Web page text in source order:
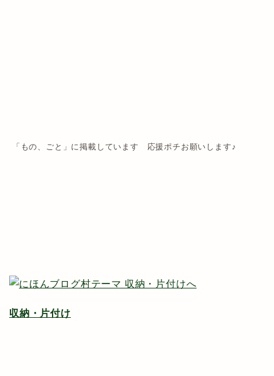
「もの、ごと」に掲載しています 応援ポチお願いします♪
収納・片付け